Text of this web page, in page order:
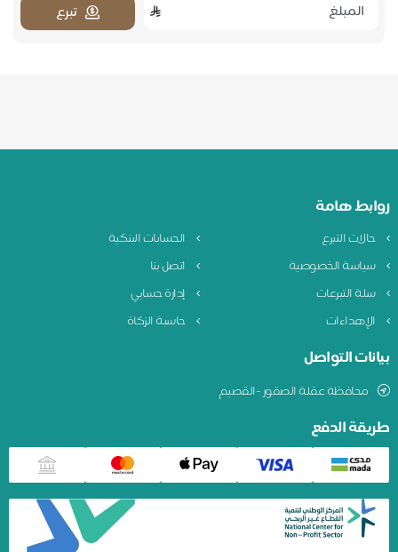
تبرع
روابط هامة
حالات التبرع
الحسابات البنكية
سياسة الخصوصية
اتصل بنا
سلة التبرعات
إدارة حسابي
الإهداءات
حاسبة الزكاة
بيانات التواصل
محافظة عقلة الصقور -القصيم
طريقة الدفع